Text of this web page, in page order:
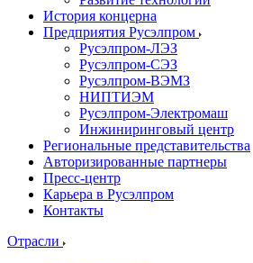
История концерна
Предприятия Русэлпром
Русэлпром-ЛЭЗ
Русэлпром-СЭЗ
Русэлпром-ВЭМЗ
НИПТИЭМ
Русэлпром-Электромаш
Инжиниринговый центр
Региональные представительства
Авторизированные партнеры
Пресс-центр
Карьера в Русэлпром
Контакты
Отрасли